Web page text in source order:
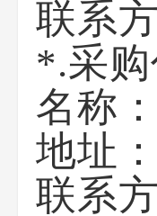
联系
*.采
名称：
地址：
联系